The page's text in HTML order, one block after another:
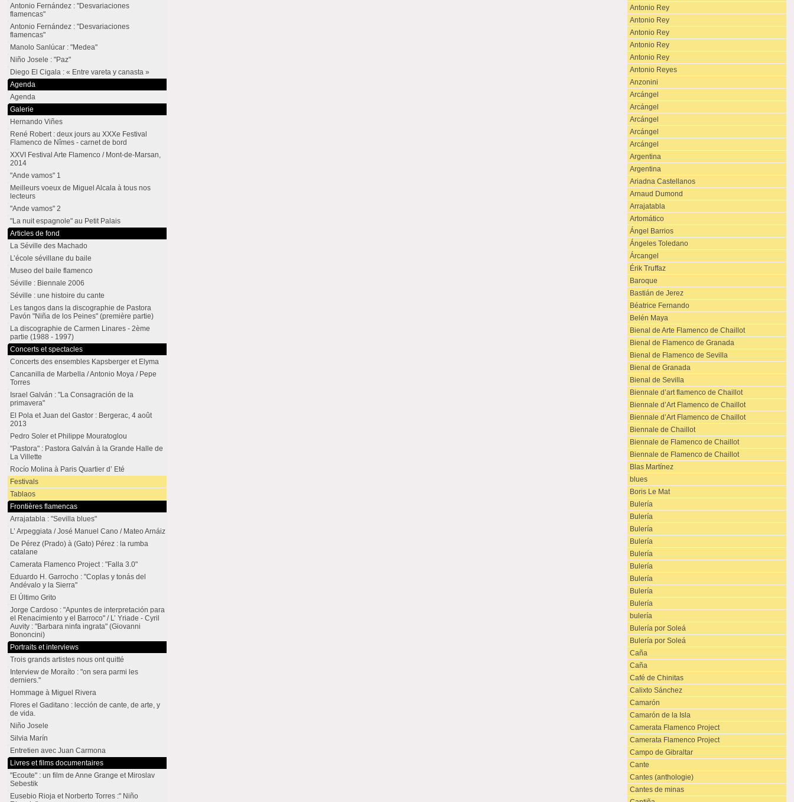
Antonio Rey
Antonio Rey
Antonio Rey
Antonio Rey
Antonio Rey
Antonio Reyes
Anzonini
Arcángel
Arcángel
Arcángel
Arcángel
Arcángel
Argentina
Argentina
Ariadna Castellanos
Arnaud Dumond
Arrajatabla
Artomático
Ángel Barrios
Ángeles Toledano
Árcangel
Érik Truffaz
Baroque
Bastián de Jerez
Béatrice Fernando
Belén Maya
Bienal de Arte Flamenco de Chaillot
Bienal de Flamenco de Granada
Bienal de Flamenco de Sevilla
Bienal de Granada
Bienal de Sevilla
Biennale d’art flamenco de Chaillot
Biennale d’Art Flamenco de Chaillot
Biennale d’Art Flamenco de Chaillot
Biennale de Chaillot
Biennale de Flamenco de Chaillot
Biennale de Flamenco de Chaillot
Blas Martínez
blues
Boris Le Mat
Bulería
Bulería
Bulería
Bulería
Bulería
Bulería
Bulería
Bulería
Bulería
bulería
Bulería por Soleá
Bulería por Soleá
Caña
Caña
Café de Chinitas
Calixto Sánchez
Camarón
Camarón de la Isla
Camerata Flamenco Project
Camerata Flamenco Project
Campo de Gibraltar
Cante
Cantes (anthologie)
Cantes de minas
Antonio Fernández : "Desvariaciones
flamencas"
Antonio Fernández : "Desvariaciones
flamencas"
Manolo Sanlúcar : "Medea"
Niño Josele : "Paz"
Diego El Cigala : « Entre vareta y canasta »
Agenda
Agenda
Galerie
Hernando Viñes
René Robert : deux jours au XXXe Festival
Flamenco de Nîmes - carnet de bord
XXVI Festival Arte Flamenco / Mont-de-Marsan,
2014
"Ande vamos" 1
Meilleurs voeux de Miguel Alcala à tous nos
lecteurs
"Ande vamos" 2
"La nuit espagnole" au Petit Palais
Articles de fond
La Séville des Machado
L’école sévillane du baile
Museo del baile flamenco
Séville : Biennale 2006
Séville : une histoire du cante
Les tangos dans la discographie de Pastora
Pavón "Niña de los Peines" (première partie)
La discographie de Carmen Linares - 2ème
partie (1988 - 1997)
Concerts et spectacles
Concerts des ensembles Kapsberger et Elyma
Cancanilla de Marbella / Antonio Moya / Pepe
Torres
Israel Galván : "La Consagración de la
primavera"
El Pola et Juan del Gastor : Bergerac, 4 août
2013
Pedro Soler et Philippe Mouratoglou
"Pastora" : Pastora Galván à la Grande Halle de
La Villette
Rocío Molina à Paris Quartier d’ Eté
Festivals
Tablaos
Frontières flamencas
Arrajatabla : "Sevilla blues"
L’ Arpeggiata / José Manuel Cano / Mateo Arnáiz
De Pérez (Prado) à (Gato) Pérez : la rumba
catalane
Camerata Flamenco Project : "Falla 3.0"
Eduardo H. Garrocho : "Coplas y tonás del
Andévalo y la Sierra"
El Último Grito
Jorge Cardoso : "Apuntes de interpretación para
el Renacimiento y el Barroco" / L’ Yriade - Cyril
Auvity : "Barbara ninfa ingrata" (Giovanni
Bononcini)
Portraits et interviews
Trois grands artistes nous ont quitté
Interview de Moraíto : "on sera parmi les
derniers."
Hommage à Miguel Rivera
Flores el Gaditano : lección de cante, de arte, y
de vida.
Niño Josele
Silvia Marín
Entretien avec Juan Carmona
Livres et films documentaires
"Ecoute" : un film de Anne Grange et Miroslav
Sebestik
Eusebio Rioja et Norberto Torres :" Niño